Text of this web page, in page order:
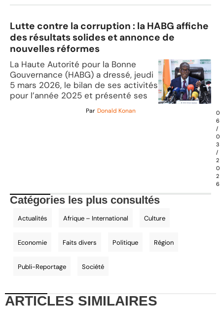
Lutte contre la corruption : la HABG affiche
des résultats solides et annonce de
nouvelles réformes
La Haute Autorité pour la Bonne
Gouvernance (HABG) a dressé, jeudi
5 mars 2026, le bilan de ses activités
pour l’année 2025 et présenté ses
Par Donald Konan
0
6
/
0
3
/
2
0
2
6
Catégories les plus consultés
Actualités Afrique – International Culture
Economie Faits divers Politique Région
Publi-Reportage Société
ARTICLES SIMILAIRES